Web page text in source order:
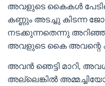
അവളുടെ കൈകൾ
കണ്ണും അടച്ചു കിടന്ന
നടക്കുന്നതെന്നു
അവളുടെ കൈ അവന്റെ
അവൻ ഞെട്ടി മാറി,
അല്ലെങ്കിൽ